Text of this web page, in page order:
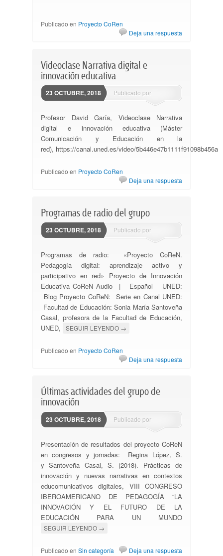
Publicado en Proyecto CoRen
Deja una respuesta
Videoclase Narrativa digital e
innovación educativa
23 OCTUBRE, 2018
Publicado por
Profesor David Garía, Videoclase Narrativa
digital e innovación educativa (Máster
Comunicación y Educación en la
red), https://canal.uned.es/video/5b446e47b1111f91098b456a
Publicado en Proyecto CoRen
Deja una respuesta
Programas de radio del grupo
23 OCTUBRE, 2018
Publicado por
Programas de radio: «Proyecto CoReN.
Pedagogía digital: aprendizaje activo y
participativo en red» Proyecto de Innovación
Educativa CoReN Audio | Español UNED:
Blog Proyecto CoReN: Serie en Canal UNED:
Facultad de Educación: Sonia María Santoveña
Casal, profesora de la Facultad de Educación,
UNED,
SEGUIR LEYENDO →
Publicado en Proyecto CoRen
Deja una respuesta
Últimas actividades del grupo de
innovación
23 OCTUBRE, 2018
Publicado por
Presentación de resultados del proyecto CoReN
en congresos y jornadas: Regina López, S.
y Santoveña Casal, S. (2018). Prácticas de
innovación y nuevas narrativas en contextos
educomunicativos digitales, VIII CONGRESO
IBEROAMERICANO DE PEDAGOGÍA “LA
INNOVACIÓN Y EL FUTURO DE LA
EDUCACIÓN PARA UN MUNDO
SEGUIR LEYENDO →
Publicado en Sin categoría Deja una respuesta